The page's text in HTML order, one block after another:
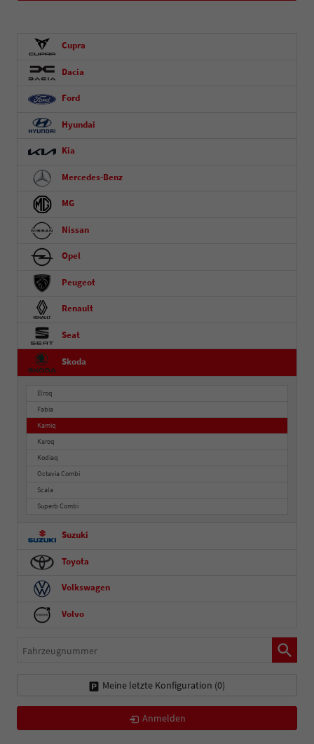
Cupra
Dacia
Ford
Hyundai
Kia
Mercedes-Benz
MG
Nissan
Opel
Peugeot
Renault
Seat
Skoda
Elroq
Fabia
Kamiq
Karoq
Kodiaq
Octavia Combi
Scala
Superb Combi
Suzuki
Toyota
Volkswagen
Volvo
Fahrzeugnummer
Meine letzte Konfiguration (0)
Anmelden